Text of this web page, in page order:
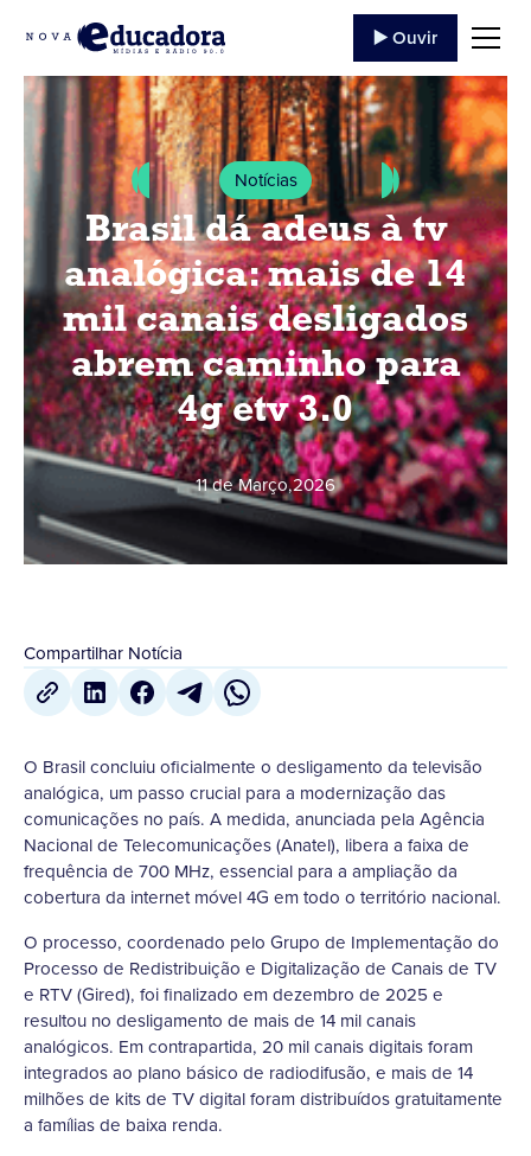
▶️ Ouvir
Notícias
Brasil dá adeus à tv
analógica: mais de 14
mil canais desligados
abrem caminho para
4g etv 3.0
11 de Março,2026
Compartilhar Notícia
O Brasil concluiu oficialmente o desligamento da televisão
analógica, um passo crucial para a modernização das
comunicações no país. A medida, anunciada pela Agência
Nacional de Telecomunicações (Anatel), libera a faixa de
frequência de 700 MHz, essencial para a ampliação da
cobertura da internet móvel 4G em todo o território nacional.
O processo, coordenado pelo Grupo de Implementação do
Processo de Redistribuição e Digitalização de Canais de TV
e RTV (Gired), foi finalizado em dezembro de 2025 e
resultou no desligamento de mais de 14 mil canais
analógicos. Em contrapartida, 20 mil canais digitais foram
integrados ao plano básico de radiodifusão, e mais de 14
milhões de kits de TV digital foram distribuídos gratuitamente
a famílias de baixa renda.